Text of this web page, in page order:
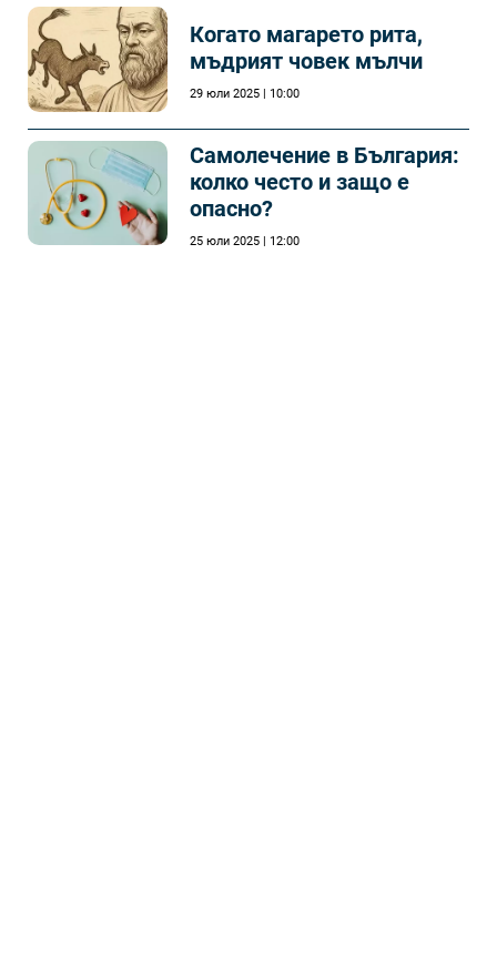
Когато магарето рита,
мъдрият човек мълчи
29 юли 2025 | 10:00
Самолечeние в България:
колко често и защо е
опасно?
25 юли 2025 | 12:00